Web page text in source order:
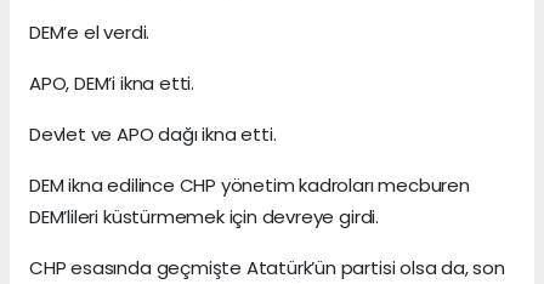
DEM’e el verdi.
APO, DEM’i ikna etti.
Devlet ve APO dağı ikna etti.
DEM ikna edilince CHP yönetim kadroları mecburen
DEM’lileri küstürmemek için devreye girdi.
CHP esasında geçmişte Atatürk’ün partisi olsa da, son